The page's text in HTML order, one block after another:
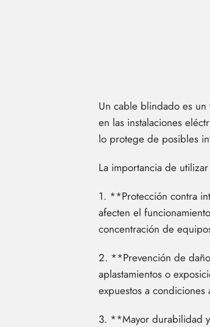
Un cable blindado es
en las instalaciones
lo protege de posibles
La importancia de
1. **Protección contra
afecten el
concentración de
2. **Prevención de
aplastamientos o
expuestos a
3. **Mayor durabilidad